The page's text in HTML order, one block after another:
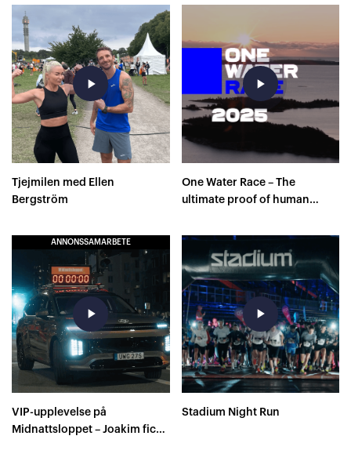
play_arrow
Tjejmilen med Ellen
Bergström
play_arrow
One Water Race – The
ultimate proof of human
ANNONSSAMARBETE
play_arrow
VIP-upplevelse på
Midnattsloppet – Joakim fick
play_arrow
Stadium Night Run